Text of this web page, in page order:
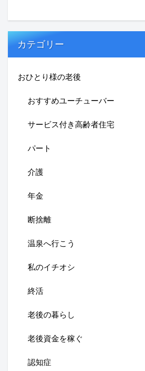
カテゴリー
おひとり様の老後
おすすめユーチューバー
サービス付き高齢者住宅
パート
介護
年金
断捨離
温泉へ行こう
私のイチオシ
終活
老後の暮らし
老後資金を稼ぐ
認知症